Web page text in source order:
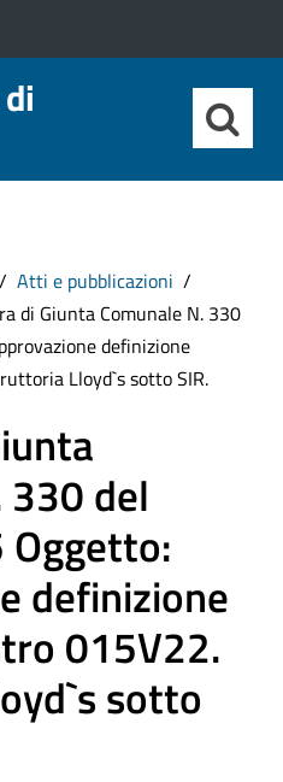
Atti e pubblicazioni
di Giunta Comunale N. 330
definizione
Lloyd`s sotto SIR.
330 del
definizione
015V22.
sotto